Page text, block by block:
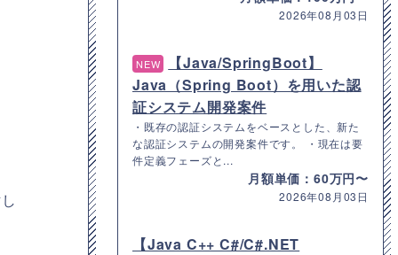
2026年08月03日
NEW
【Java/SpringBoot】
Java（Spring Boot）を用いた認
証システム開発案件
・既存の認証システムをベースとした、新た
な認証システムの開発案件です。 ・現在は要
件定義フェーズと...
月額単価：60万円〜
2026年08月03日
【Java C++ C#/C#.NET